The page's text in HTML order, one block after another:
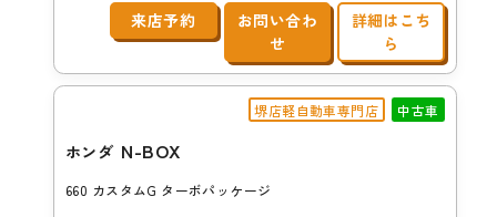
来店予約
お問い合わ
せ
詳細はこち
ら
堺店軽自動車専門店 中古車
ホンダ N-BOX
660 カスタムG ターボパッケージ